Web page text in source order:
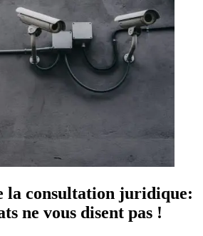
la consultation juridique:
ne vous disent pas !